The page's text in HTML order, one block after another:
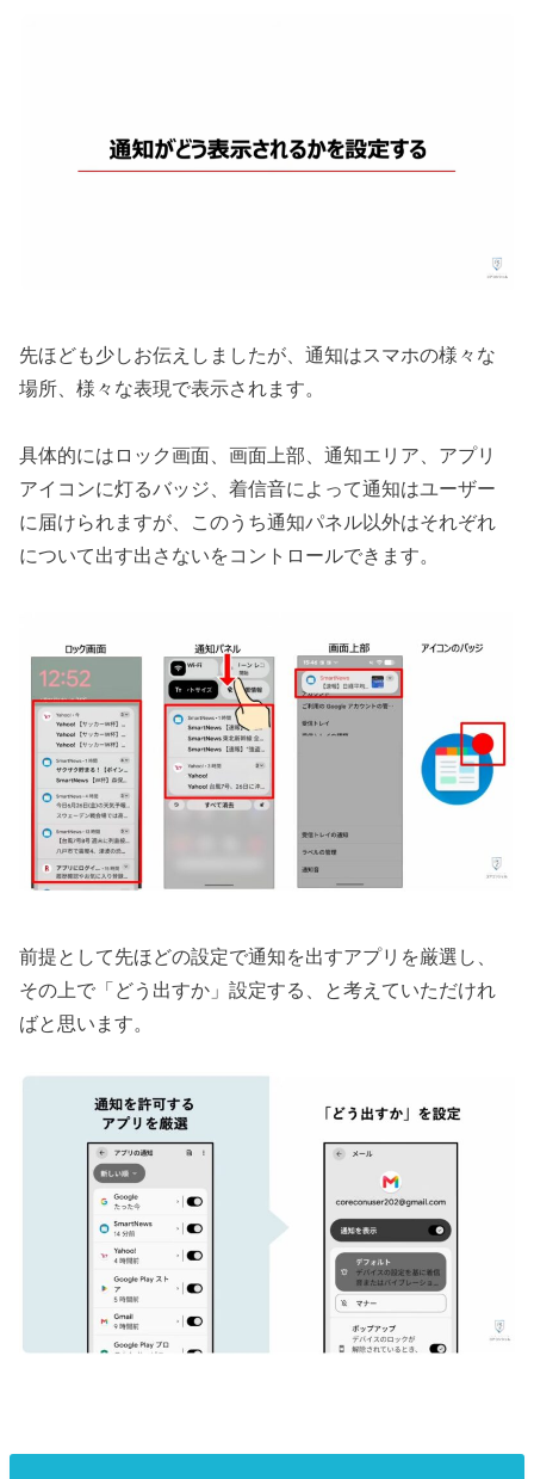
先ほども少しお伝えしましたが、通知はスマホの様々な
場所、様々な表現で表示されます。
具体的にはロック画面、画面上部、通知エリア、アプリ
アイコンに灯るバッジ、着信音によって通知はユーザー
に届けられますが、このうち通知パネル以外はそれぞれ
について出す出さないをコントロールできます。
前提として先ほどの設定で通知を出すアプリを厳選し、
その上で「どう出すか」設定する、と考えていただけれ
ばと思います。